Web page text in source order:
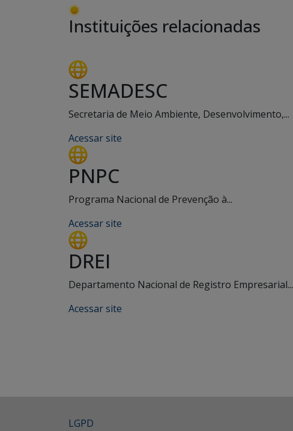
Instituições relacionadas
SEMADESC
Secretaria de Meio Ambiente, Desenvolvimento,...
Acessar site
PNPC
Programa Nacional de Prevenção à...
Acessar site
DREI
Departamento Nacional de Registro Empresarial...
Acessar site
LGPD